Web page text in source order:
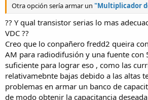
Otra opción sería armar un "Multiplicador
?? Y qual transistor serias lo mas
VDC ??
Creo que lo conpañero fredd2 queira
AM para radiodifusión y una fuente con
suficiente para lograr eso , como las
relativamebnte bajas debido a las altas
problemas en armar un banco de
de modo obtenir la capacitancia